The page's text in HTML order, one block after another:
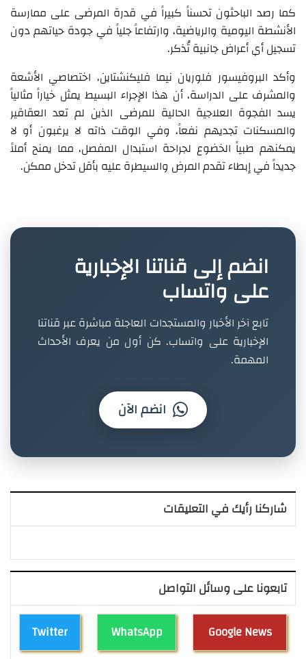
كما رصد الباحثون تحسناً كبيراً في قدرة المرضى على ممارسة
الأنشطة اليومية والرياضية، وارتفاعاً جلياً في جودة حياتهم دون
تسجيل أي أعراض جانبية تُذكر.
وأكد البروفيسور فلوريان نيما فليكنشتاين، اختصاصي الأشعة
والمشرف على الدراسة، أن هذا الإجراء البسيط يمثل خياراً مثالياً
يسد الفجوة العلاجية الحالية للمرضى الذين لم تعد العقاقير
والمسكنات تجديهم نفعاً، وفي الوقت ذاته لا يرغبون أو لا
يمكنهم طبياً الخضوع لجراحة استبدال المفصل، مما يمنح أملاً
جديداً في إبطاء تقدم المرض والسيطرة عليه بأقل تدخل ممكن.
انضم إلى قناتنا الإخبارية
على واتساب
تابع آخر الأخبار والمستجدات العاجلة مباشرة عبر قناتنا
الإخبارية على واتساب. كن أول من يعرف الأحداث
المهمة.
انضم الآن
شاركنا رأيك في التعليقات
تابعونا على وسائل التواصل
Twitter WhatsApp Google News